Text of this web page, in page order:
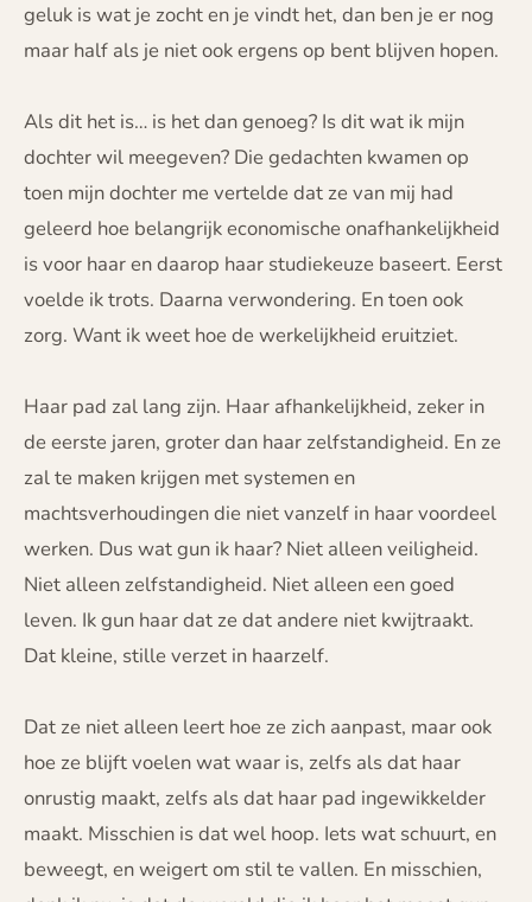
geluk is wat je zocht en je vindt het, dan ben je er nog
maar half als je niet ook ergens op bent blijven hopen.
Als dit het is… is het dan genoeg? Is dit wat ik mijn
dochter wil meegeven? Die gedachten kwamen op
toen mijn dochter me vertelde dat ze van mij had
geleerd hoe belangrijk economische onafhankelijkheid
is voor haar en daarop haar studiekeuze baseert. Eerst
voelde ik trots. Daarna verwondering. En toen ook
zorg. Want ik weet hoe de werkelijkheid eruitziet.
Haar pad zal lang zijn. Haar afhankelijkheid, zeker in
de eerste jaren, groter dan haar zelfstandigheid. En ze
zal te maken krijgen met systemen en
machtsverhoudingen die niet vanzelf in haar voordeel
werken. Dus wat gun ik haar? Niet alleen veiligheid.
Niet alleen zelfstandigheid. Niet alleen een goed
leven. Ik gun haar dat ze dat andere niet kwijtraakt.
Dat kleine, stille verzet in haarzelf.
Dat ze niet alleen leert hoe ze zich aanpast, maar ook
hoe ze blijft voelen wat waar is, zelfs als dat haar
onrustig maakt, zelfs als dat haar pad ingewikkelder
maakt. Misschien is dat wel hoop. Iets wat schuurt, en
beweegt, en weigert om stil te vallen. En misschien,